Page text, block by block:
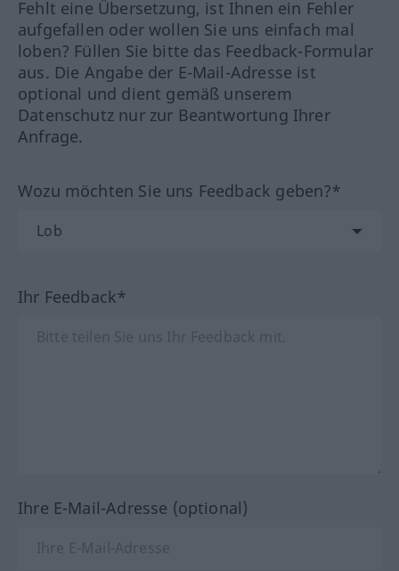
Fehlt eine Übersetzung, ist Ihnen ein Fehler
aufgefallen oder wollen Sie uns einfach mal
loben? Füllen Sie bitte das Feedback-Formular
aus. Die Angabe der E-Mail-Adresse ist
optional und dient gemäß unserem
Datenschutz nur zur Beantwortung Ihrer
Anfrage.
Wozu möchten Sie uns Feedback geben?*
Ihr Feedback*
Ihre E-Mail-Adresse (optional)